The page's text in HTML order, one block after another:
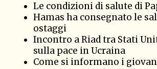
Le condizioni di salute di
Hamas ha consegnato le
ostaggi
Incontro a Riad tra Stati
sulla pace in Ucraina
Come si informano i